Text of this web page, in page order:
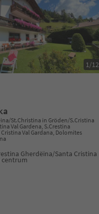
1/12
St.Christina in Gröden/S.Cristina
Val Gardena, S.Crestina
Val Gardana, Dolomites
Gherdëina/Santa Cristina
centrum